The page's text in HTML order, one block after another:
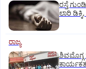
ರಸ್ತೆ
ಲಾರಿ
ರಾಜ್ಯ
ಶಿವಮೊಗ್ಗ